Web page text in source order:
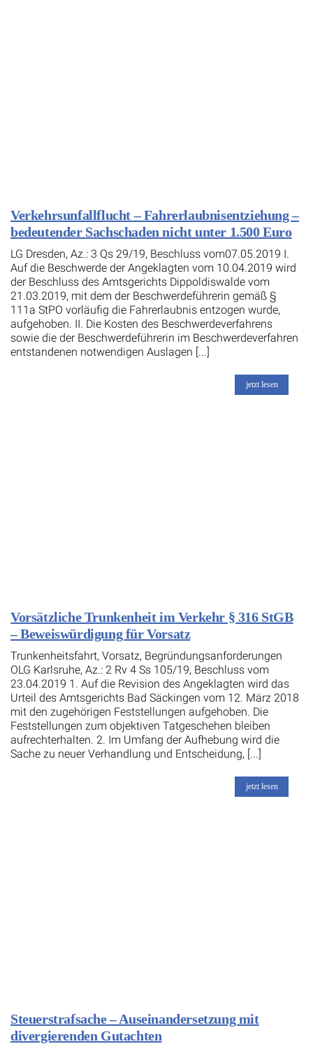
Verkehrsunfallflucht – Fahrerlaubnisentziehung –
bedeutender Sachschaden nicht unter 1.500 Euro
LG Dresden, Az.: 3 Qs 29/19, Beschluss vom07.05.2019 I.
Auf die Beschwerde der Angeklagten vom 10.04.2019 wird
der Beschluss des Amtsgerichts Dippoldiswalde vom
21.03.2019, mit dem der Beschwerdeführerin gemäß §
111a StPO vorläufig die Fahrerlaubnis entzogen wurde,
aufgehoben. II. Die Kosten des Beschwerdeverfahrens
sowie die der Beschwerdeführerin im Beschwerdeverfahren
entstandenen notwendigen Auslagen [...]
jetzt lesen
Vorsätzliche Trunkenheit im Verkehr § 316 StGB
– Beweiswürdigung für Vorsatz
Trunkenheitsfahrt, Vorsatz, Begründungsanforderungen
OLG Karlsruhe, Az.: 2 Rv 4 Ss 105/19, Beschluss vom
23.04.2019 1. Auf die Revision des Angeklagten wird das
Urteil des Amtsgerichts Bad Säckingen vom 12. März 2018
mit den zugehörigen Feststellungen aufgehoben. Die
Feststellungen zum objektiven Tatgeschehen bleiben
aufrechterhalten. 2. Im Umfang der Aufhebung wird die
Sache zu neuer Verhandlung und Entscheidung, [...]
jetzt lesen
Steuerstrafsache – Auseinandersetzung mit
divergierenden Gutachten